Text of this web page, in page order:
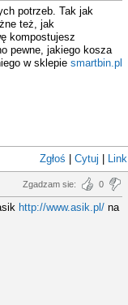
potrzeb. Tak jak
też, jak
kompostujesz
pewne, jakiego kosza
w sklepie smartbin.pl
Zgłoś Cytuj Link
Zgadzam sie: 0
http://www.asik.pl/ na